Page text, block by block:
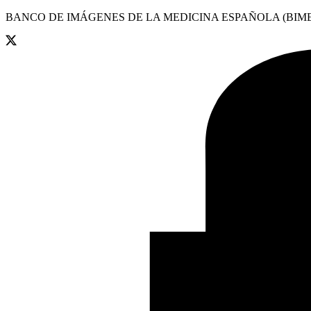
BANCO DE IMÁGENES DE LA MEDICINA ESPAÑOLA